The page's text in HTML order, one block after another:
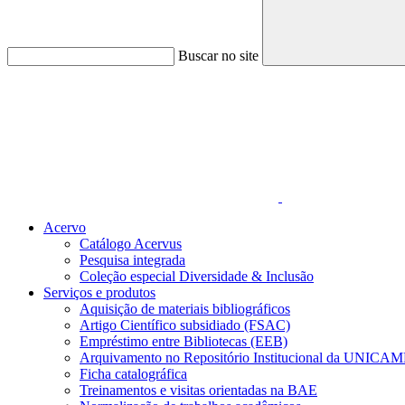
Buscar no site
Acervo
Catálogo Acervus
Pesquisa integrada
Coleção especial Diversidade & Inclusão
Serviços e produtos
Aquisição de materiais bibliográficos
Artigo Científico subsidiado (FSAC)
Empréstimo entre Bibliotecas (EEB)
Arquivamento no Repositório Institucional da
Ficha catalográfica
Treinamentos e visitas orientadas na BAE